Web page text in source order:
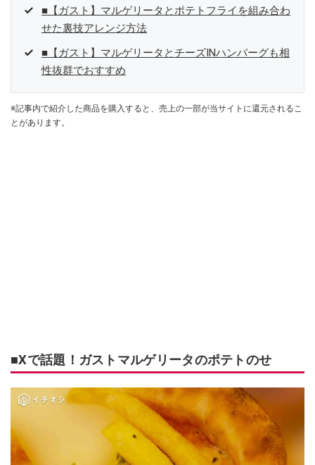
■【ガスト】マルゲリータとポテトフライを組み合わ
せた裏技アレンジ方法
■【ガスト】マルゲリータとチーズINハンバーグも相
性抜群でおすすめ
※記事内で紹介した商品を購入すると、売上の一部が当サイトに還元されるこ
とがあります。
■Xで話題！ガストマルゲリータのポテトのせ